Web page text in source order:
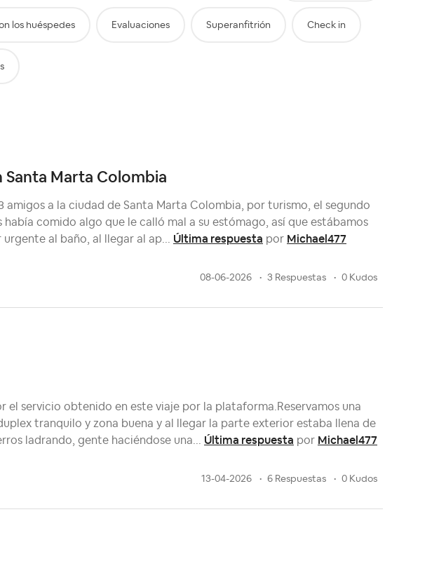
los huéspedes Evaluaciones Superanfitrión Check in
Santa Marta Colombia
amigos a la ciudad de Santa Marta Colombia, por turismo, el segundo
había comido algo que le calló mal a su estómago, así que estábamos
al baño, al llegar al ap... Última respuesta por Michael477
08-06-2026 3 Respuestas 0 Kudos
el servicio obtenido en este viaje por la plataforma.Reservamos una
tranquilo y zona buena y al llegar la parte exterior estaba llena de
ladrando, gente haciéndose una... Última respuesta por Michael477
13-04-2026 6 Respuestas 0 Kudos